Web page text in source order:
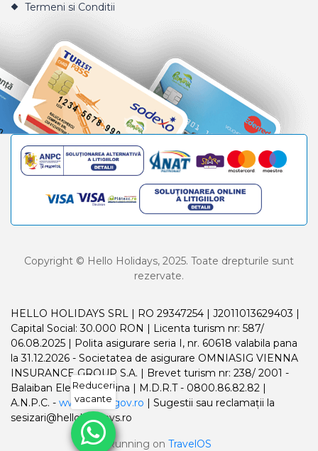
Termeni si Conditii
Copyright © Hello Holidays, 2025. Toate drepturile sunt
rezervate.
HELLO HOLIDAYS SRL | RO 29347254 | J2011013629403 |
Capital Social: 30.000 RON | Licenta turism nr: 587/
06.08.2025 | Polita asigurare seria I, nr. 60618 valabila pana
la 31.12.2026 - Societatea de asigurare OMNIASIG VIENNA
INSURANCE GROUP S.A. | Brevet turism nr: 238/ 2001 -
Balaiban Elena Madalina | M.D.R.T - 0800.86.82.82 |
A.N.P.C. - www.anpc.gov.ro | Sugestii sau reclamații la
sesizari@helloholidays.ro
Running on TravelOS
Reduceri
vacante